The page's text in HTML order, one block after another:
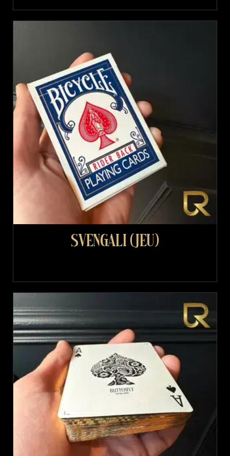
Svengali (jeu)